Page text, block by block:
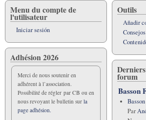
Menu du compte de
l'utilisateur
Iniciar sesión
Adhésion 2026
Merci de nous soutenir en
adhérent à l’association.
Possibilité de régler par CB ou en
nous revoyant le bulletin sur la
page adhésion.
Outils
Añadir
forum
Basson
Par